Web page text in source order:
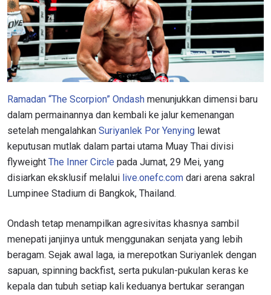
Ramadan “The Scorpion” Ondash menunjukkan dimensi baru
dalam permainannya dan kembali ke jalur kemenangan
setelah mengalahkan Suriyanlek Por Yenying lewat
keputusan mutlak dalam partai utama Muay Thai divisi
flyweight The Inner Circle pada Jumat, 29 Mei, yang
disiarkan eksklusif melalui live.onefc.com dari arena sakral
Lumpinee Stadium di Bangkok, Thailand.
Ondash tetap menampilkan agresivitas khasnya sambil
menepati janjinya untuk menggunakan senjata yang lebih
beragam. Sejak awal laga, ia merepotkan Suriyanlek dengan
sapuan, spinning backfist, serta pukulan-pukulan keras ke
kepala dan tubuh setiap kali keduanya bertukar serangan